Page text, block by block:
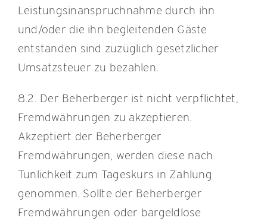
Leistungsinanspruchnahme durch ihn
und/oder die ihn begleitenden Gäste
entstanden sind zuzüglich gesetzlicher
Umsatzsteuer zu bezahlen.
8.2. Der Beherberger ist nicht verpflichtet,
Fremdwährungen zu akzeptieren.
Akzeptiert der Beherberger
Fremdwährungen, werden diese nach
Tunlichkeit zum Tageskurs in Zahlung
genommen. Sollte der Beherberger
Fremdwährungen oder bargeldlose